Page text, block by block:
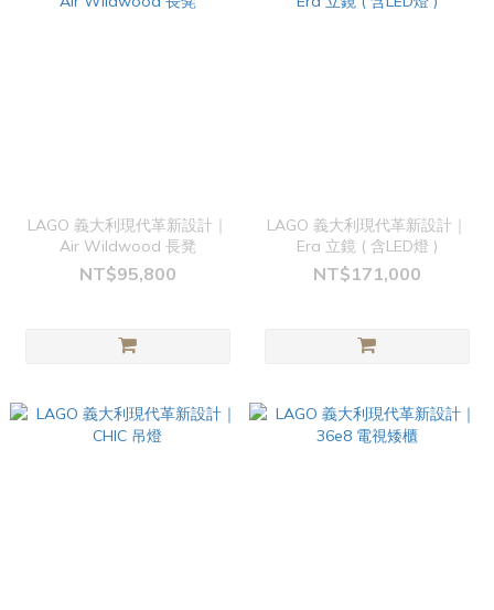
LAGO 義大利現代革新設計｜
Air Wildwood 長凳
NT$95,800
LAGO 義大利現代革新設計｜
Era 立鏡 ( 含LED燈 )
NT$171,000